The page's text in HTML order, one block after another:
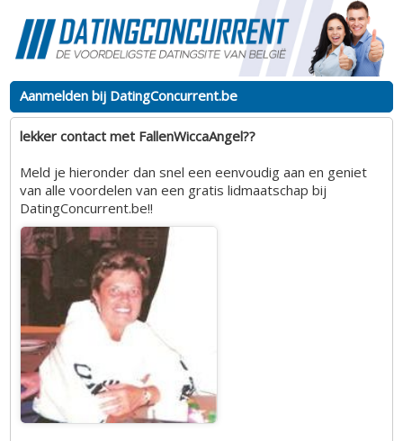
Aanmelden bij DatingConcurrent.be
lekker contact met FallenWiccaAngel??
Meld je hieronder dan snel een eenvoudig aan en geniet
van alle voordelen van een gratis lidmaatschap bij
DatingConcurrent.be!!